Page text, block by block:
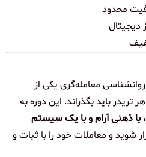
محدود
دیجیتال
معامله‌گری یکی از
باید بگذراند. این دوره به
ذهنی آرام و با یک سیستم
شوید و معاملات خود را با ثبات و